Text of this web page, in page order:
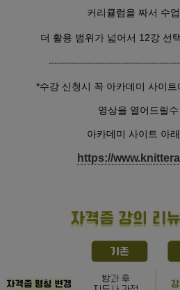
커리큘럼을 짜서 수
더 활용 범위가 넓어서 12강 선
*수강 신청시 꼭 아카데미 사이
영상을 열어드릴
아카데미 사이트 아
https://